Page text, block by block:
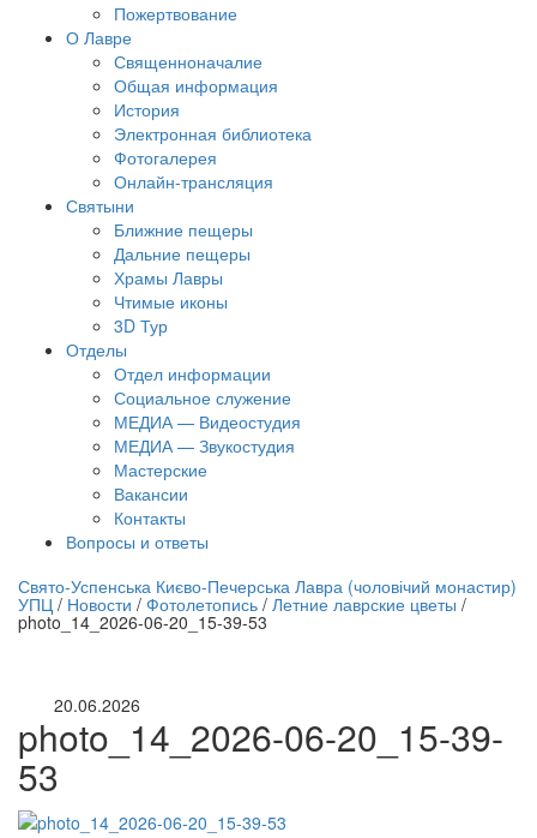
Пожертвование
О Лавре
Священноначалие
Общая информация
История
Электронная библиотека
Фотогалерея
Онлайн-трансляция
Святыни
Ближние пещеры
Дальние пещеры
Храмы Лавры
Чтимые иконы
3D Тур
Отделы
Отдел информации
Социальное служение
МЕДИА — Видеостудия
МЕДИА — Звукостудия
Мастерские
Вакансии
Контакты
Вопросы и ответы
трансляция | 12 сентября
трансляции
Свято-Успенська Києво-Печерська Лавра (чоловічий монастир)
УПЦ / Новости / Фотолетопись / Летние лаврские цветы /
photo_14_2026-06-20_15-39-53
20.06.2026
photo_14_2026-06-20_15-39-
53